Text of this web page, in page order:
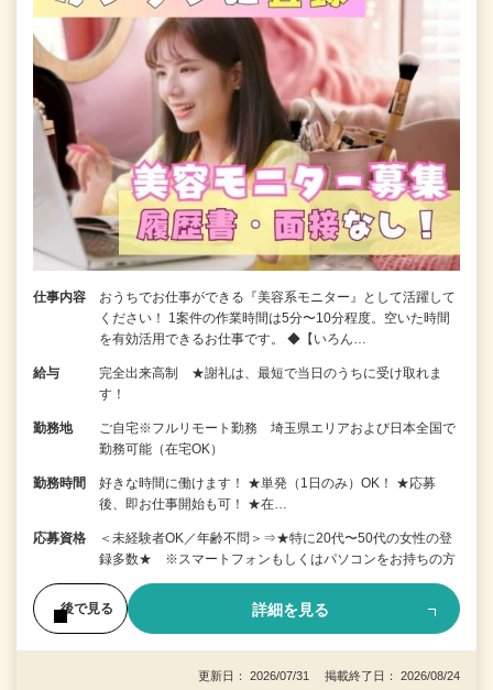
仕事内容
おうちでお仕事ができる『美容系モニター』として活躍して
ください！ 1案件の作業時間は5分〜10分程度。空いた時間
を有効活用できるお仕事です。 ◆【いろん…
給与
完全出来高制 ★謝礼は、最短で当日のうちに受け取れま
す！
勤務地
ご自宅※フルリモート勤務 埼玉県エリアおよび日本全国で
勤務可能（在宅OK）
勤務時間
好きな時間に働けます！ ★単発（1日のみ）OK！ ★応募
後、即お仕事開始も可！ ★在…
応募資格
＜未経験者OK／年齢不問＞⇒★特に20代〜50代の女性の登
録多数★ ※スマートフォンもしくはパソコンをお持ちの方
後で見る 詳細を見る
更新日： 2026/07/31 掲載終了日： 2026/08/24